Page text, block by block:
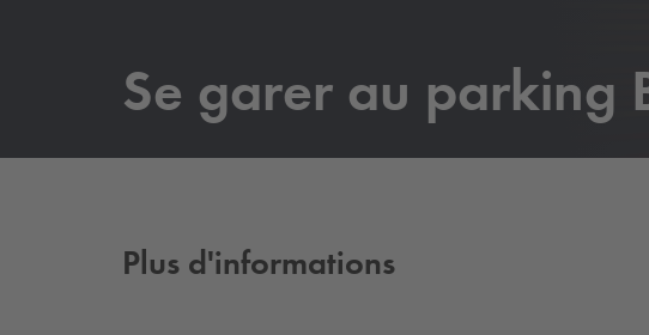
Se garer au parking
Plus d'informations